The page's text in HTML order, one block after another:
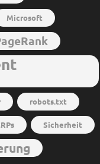
Microsoft
robots.txt
Sicherheit